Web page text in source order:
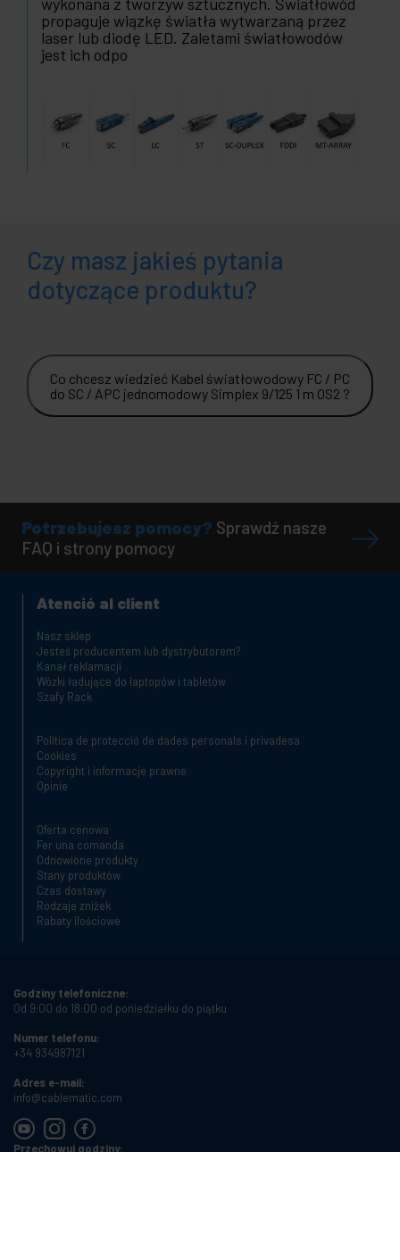
propaguje wiązkę światła wytwarzaną przez
laser lub diodę LED. Zaletami światłowodów
jest ich odpo
Czy masz jakieś pytania
dotyczące produktu?
Co chcesz wiedzieć Kabel światłowodowy FC / PC
do SC / APC jednomodowy Simplex 9/125 1 m OS2 ?
Potrzebujesz pomocy? Sprawdź nasze
FAQ i strony pomocy
Atenció al client
Nasz sklep
Jesteś producentem lub dystrybutorem?
Kanał reklamacji
Wózki ładujące do laptopów i tabletów
Szafy Rack
Política de protecció de dades personals i privadesa
Cookies
Copyright i informacje prawne
Opinie
Oferta cenowa
Fer una comanda
Odnowione produkty
Stany produktów
Czas dostawy
Rodzaje zniżek
Rabaty ilościowe
Godziny telefoniczne:
Od 9:00 do 18:00 od poniedziałku do piątku
Numer telefonu:
+34 934987121
Adres e-mail:
info@cablematic.com
Przechowuj godziny: